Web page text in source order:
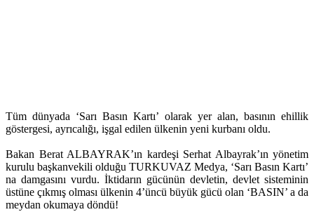
Tüm dünyada ‘Sarı Basın Kartı’ olarak yer alan, basının ehillik
göstergesi, ayrıcalığı, işgal edilen ülkenin yeni kurbanı oldu.
Bakan Berat ALBAYRAK’ın kardeşi Serhat Albayrak’ın yönetim
kurulu başkanvekili olduğu TURKUVAZ Medya, ‘Sarı Basın Kartı’
na damgasını vurdu. İktidarın gücünün devletin, devlet sisteminin
üstüne çıkmış olması ülkenin 4’üncü büyük gücü olan ‘BASIN’ a da
meydan okumaya döndü!